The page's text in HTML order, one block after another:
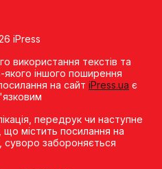
iPress
використання текстів та
іншого поширення
на сайт iPress.ua є
передрук чи наступне
мiстить посилання на
суворо забороняється